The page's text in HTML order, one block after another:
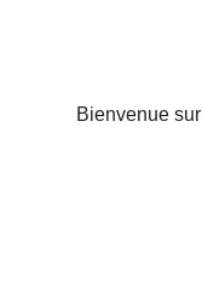
Bienvenue